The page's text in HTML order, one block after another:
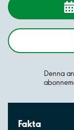
Denna
Fakta